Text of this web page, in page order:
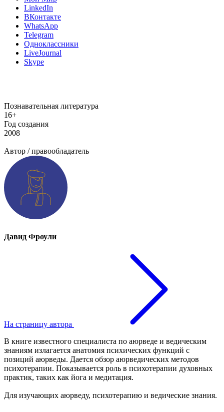
LinkedIn
ВКонтакте
WhatsApp
Telegram
Одноклассники
LiveJournal
Skype
Познавательная литература
16+
Год создания
2008
Автор / правообладатель
Давид Фроули
На страницу автора
В книге известного специалиста по аюрведе и ведическим
знаниям излагается анатомия психических функций с
позиций аюрведы. Дается обзор аюрведических методов
психотерапии. Показывается роль в психотерапии духовных
практик, таких как йога и медитация.
Для изучающих аюрведу, психотерапию и ведические знания.